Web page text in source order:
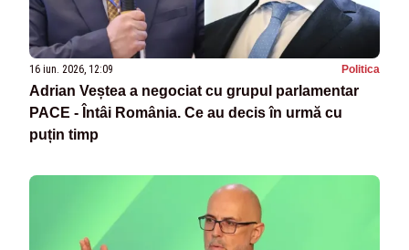
16 iun. 2026, 12:09 Politica
Adrian Veștea a negociat cu grupul parlamentar
PACE - Întâi România. Ce au decis în urmă cu
puțin timp